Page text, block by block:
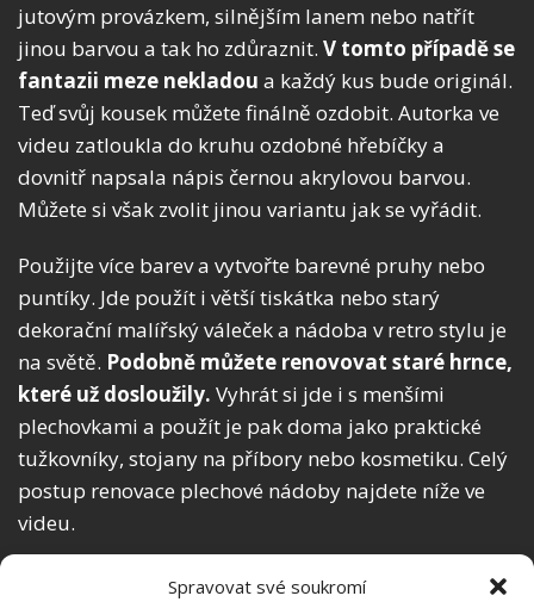
Spravovat své soukromí
jutovým provázkem, silnějším lanem nebo natřít
jinou barvou a tak ho zdůraznit. V tomto případě se
fantazii meze nekladou a každý kus bude originál.
Teď svůj kousek můžete finálně ozdobit. Autorka ve
videu zatloukla do kruhu ozdobné hřebíčky a
dovnitř napsala nápis černou akrylovou barvou.
Můžete si však zvolit jinou variantu jak se vyřádit.
Použijte více barev a vytvořte barevné pruhy nebo
puntíky. Jde použít i větší tiskátka nebo starý
dekorační malířský váleček a nádoba v retro stylu je
na světě. Podobně můžete renovovat staré hrnce,
které už dosloužily. Vyhrát si jde i s menšími
plechovkami a použít je pak doma jako praktické
tužkovníky, stojany na příbory nebo kosmetiku. Celý
postup renovace plechové nádoby najdete níže ve
videu.